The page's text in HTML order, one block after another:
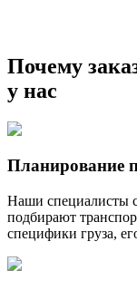
Почему
у нас
Планирование
Наши специалисты
подбирают
специфики груза,